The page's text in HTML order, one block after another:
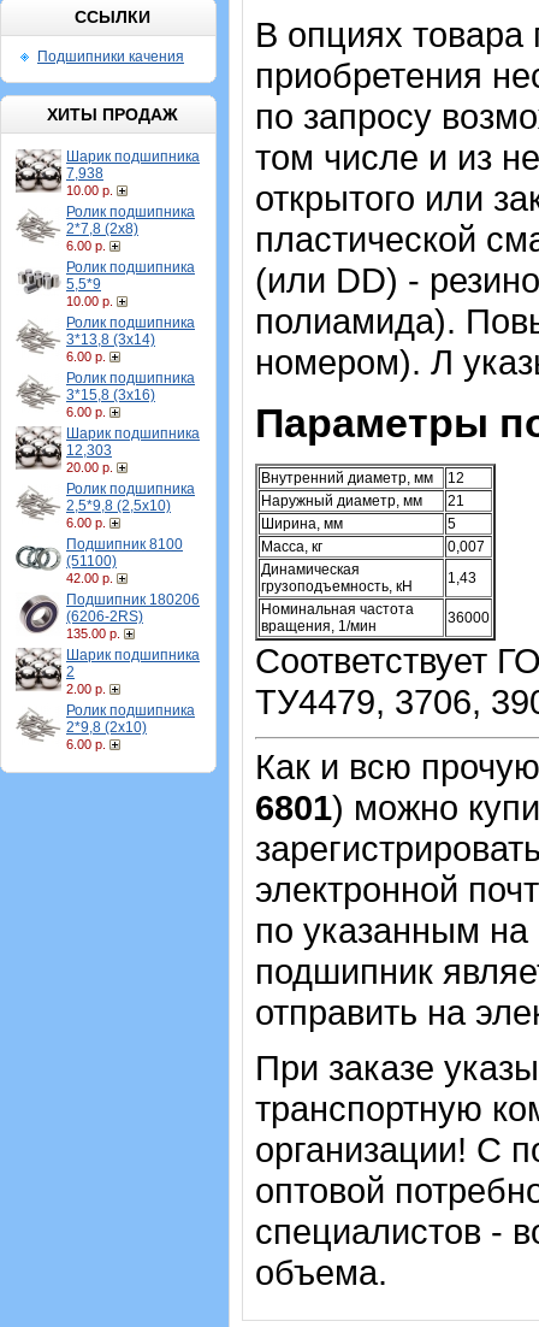
ССЫЛКИ
Подшипники качения
ХИТЫ ПРОДАЖ
Шарик подшипника
7,938
10.00 р.
Ролик подшипника
2*7,8 (2х8)
6.00 р.
Ролик подшипника
5,5*9
10.00 р.
Ролик подшипника
3*13,8 (3х14)
6.00 р.
Ролик подшипника
3*15,8 (3х16)
6.00 р.
Шарик подшипника
12,303
20.00 р.
Ролик подшипника
2,5*9,8 (2,5х10)
6.00 р.
Подшипник 8100
(51100)
42.00 р.
Подшипник 180206
(6206-2RS)
135.00 р.
Шарик подшипника
2
2.00 р.
Ролик подшипника
2*9,8 (2х10)
6.00 р.
В опциях товара
приобретения
по запросу
том числе и из
открытого или
пластической
(или DD) -
полиамида).
номером). Л
Параметры
Внутренний диаметр, мм
12
Наружный диаметр, мм
21
Ширина, мм
5
Масса, кг
0,007
Динамическая
грузоподъемность, кН
1,43
Номинальная частота
вращения, 1/мин
36000
Соответствует
ТУ4479, 3706,
Как и всю
6801) можно
электронной
по указанным
подшипник
отправить на
При заказе
транспортную
организации! С
оптовой
специалистов -
объема.